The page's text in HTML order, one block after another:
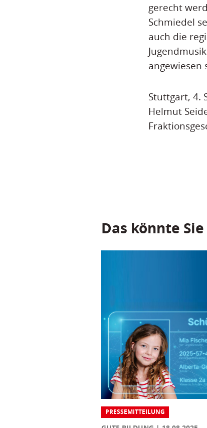
gerecht
Schmiedel
auch die
angewiesen
Stuttgart, 4.
Helmut
Das könnte
PRESSEMITTEILUNG